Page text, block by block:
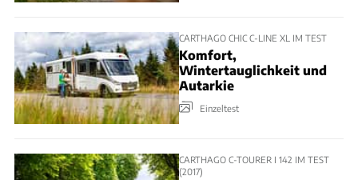
CARTHAGO CHIC C-LINE XL IM TEST
Komfort,
Wintertauglichkeit und
Autarkie
Einzeltest
CARTHAGO C-TOURER I 142 IM TEST
(2017)